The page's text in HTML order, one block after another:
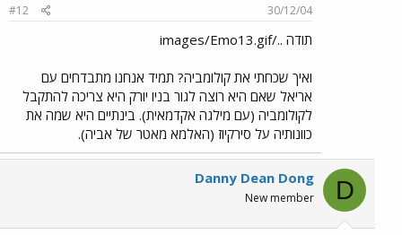
30/12/04
#12
תודה ../images/Emo13.gif
ואיך שכחתי את קולומביה? תמיד אנחנו מתבדחים עם
אריאל שאם היא רוצה לגור בניו יורק היא צריכה להתקבל
לקולומביה (עם מילגה אקדמאית). בינתיים היא שמה את
כוונותיה על סירקיוז (האלמא מאטר של אביה).
D
Danny Dean Dong
New member